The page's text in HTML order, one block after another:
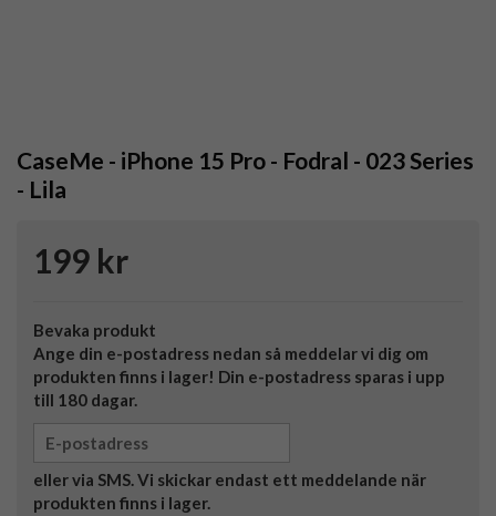
CaseMe - iPhone 15 Pro - Fodral - 023 Series
- Lila
199 kr
Bevaka produkt
Ange din e-postadress nedan så meddelar vi dig om
produkten finns i lager! Din e-postadress sparas i upp
till 180 dagar.
eller via SMS. Vi skickar endast ett meddelande när
produkten finns i lager.